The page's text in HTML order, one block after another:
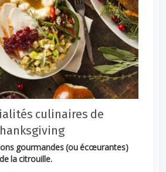
culinaires de
gourmandes (ou écœurantes)
la citrouille.